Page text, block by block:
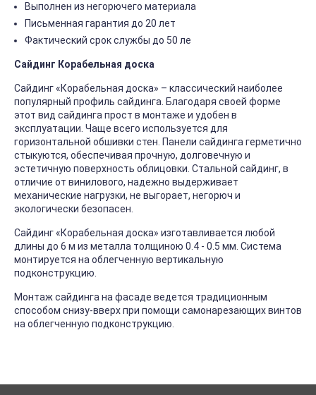
Выполнен из негорючего материала
Письменная гарантия до 20 лет
Фактический срок службы до 50 ле
Сайдинг Корабельная доска
Сайдинг «Корабельная доска» – классический наиболее
популярный профиль сайдинга. Благодаря своей форме
этот вид сайдинга прост в монтаже и удобен в
эксплуатации. Чаще всего используется для
горизонтальной обшивки стен. Панели сайдинга герметично
стыкуются, обеспечивая прочную, долговечную и
эстетичную поверхность облицовки. Стальной сайдинг, в
отличие от винилового, надежно выдерживает
механические нагрузки, не выгорает, негорюч и
экологически безопасен.
Сайдинг «Корабельная доска» изготавливается любой
длины до 6 м из металла толщиною 0.4 - 0.5 мм. Система
монтируется на облегченную вертикальную
подконструкцию.
Монтаж сайдинга на фасаде ведется традиционным
способом снизу-вверх при помощи самонарезающих винтов
на облегченную подконструкцию.